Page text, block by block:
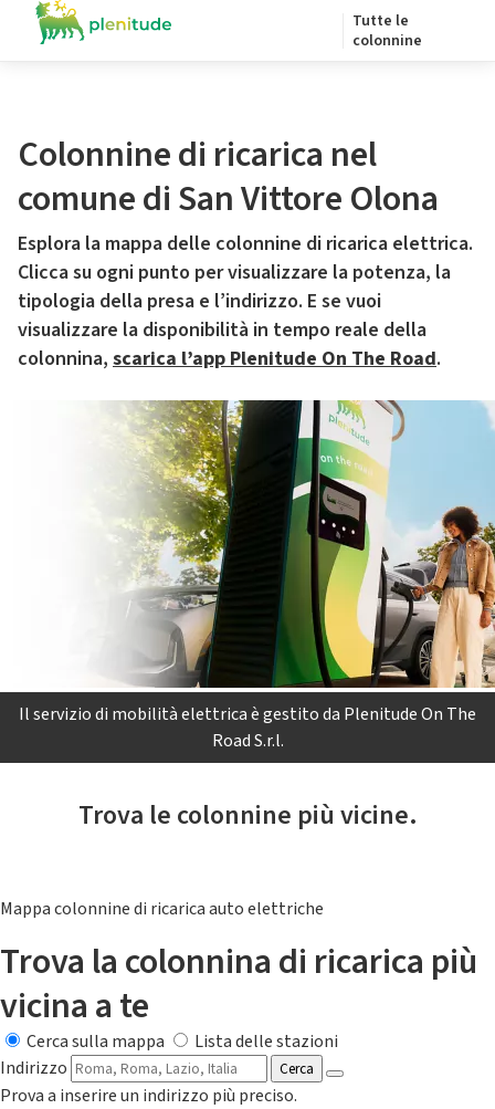
Tutte le
colonnine
Colonnine di ricarica nel
comune di San Vittore Olona
Esplora la mappa delle colonnine di ricarica elettrica.
Clicca su ogni punto per visualizzare la potenza, la
tipologia della presa e l’indirizzo. E se vuoi
visualizzare la disponibilità in tempo reale della
colonnina, scarica l’app Plenitude On The Road.
Il servizio di mobilità elettrica è gestito da Plenitude On The
Road S.r.l.
Trova le colonnine più vicine.
Mappa colonnine di ricarica auto elettriche
Trova la colonnina di ricarica più
vicina a te
Cerca sulla mappa
Lista delle stazioni
Indirizzo
Cerca
Prova a inserire un indirizzo più preciso.